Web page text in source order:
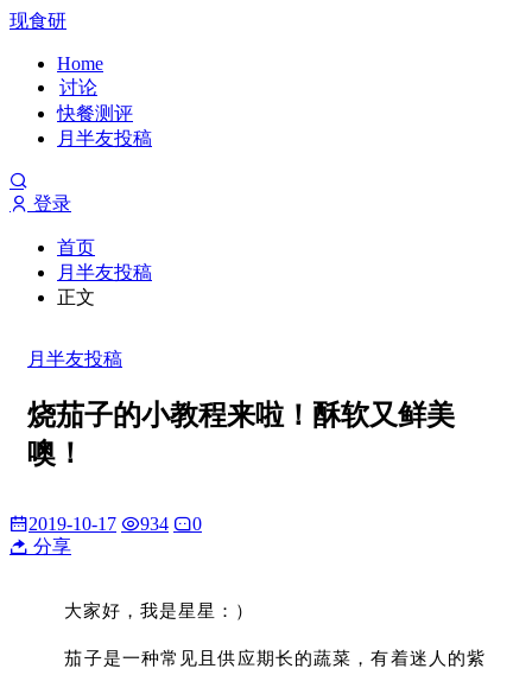
现食研
Home
讨论
快餐测评
月半友投稿
登录
首页
月半友投稿
正文
月半友投稿
烧茄子的小教程来啦！酥软又鲜美
噢！
2019-10-17 934
0
分享
大家好，我是星星：）
茄子是一种常见且供应期长的蔬菜，有着迷人的紫